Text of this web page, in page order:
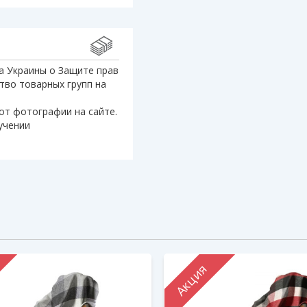
Украины о Защите прав
товарных групп на
фотографии на сайте.
Акция